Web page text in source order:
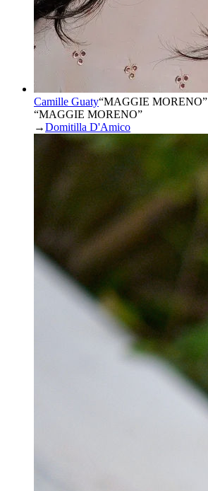
Camille Guaty“MAGGIE MORENO”
“MAGGIE MORENO”
→Domitilla D'Amico